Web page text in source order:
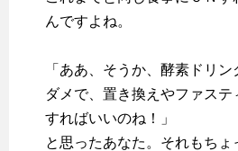
んですよね。
「ああ、そうか、酵素ドリ
ダメで、置き換えやファステ
すればいいのね！」
と思ったあなた。それもちょ